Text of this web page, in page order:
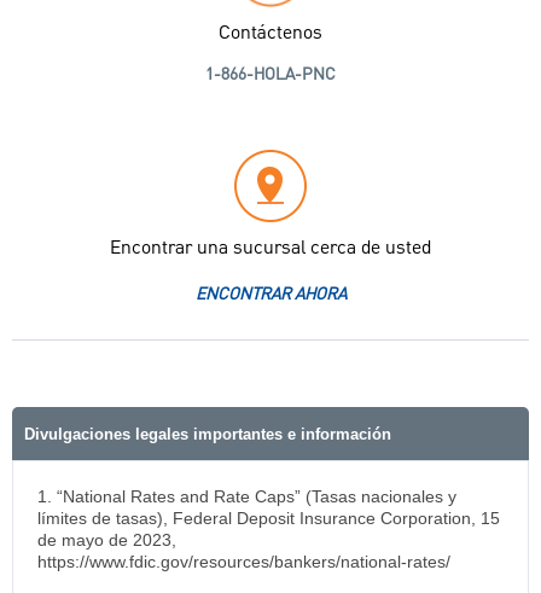
Contáctenos
1-866-HOLA-PNC
Encontrar una sucursal cerca de usted
ENCONTRAR AHORA
Divulgaciones legales importantes e información
1. “National Rates and Rate Caps” (Tasas nacionales y
límites de tasas), Federal Deposit Insurance Corporation, 15
de mayo de 2023,
https://www.fdic.gov/resources/bankers/national-rates/